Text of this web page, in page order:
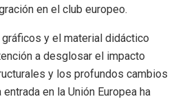
en el club europeo.
y el material didáctico
a desglosar el impacto
y los profundos cambios
en la Unión Europea ha